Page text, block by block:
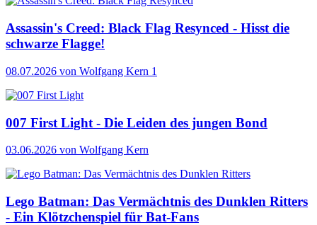
Assassin's Creed: Black Flag Resynced - Hisst die
schwarze Flagge!
08.07.2026 von Wolfgang Kern 1
007 First Light - Die Leiden des jungen Bond
03.06.2026 von Wolfgang Kern
Lego Batman: Das Vermächtnis des Dunklen Ritters
- Ein Klötzchenspiel für Bat-Fans